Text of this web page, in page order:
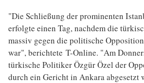
"Die Schließung der prominenten
erfolgte einen Tag, nachdem die
massiv gegen die politische
war", berichtete T-Online. "Am
türkische Politiker Özgür Özel der
durch ein Gericht in Ankara abgesetzt